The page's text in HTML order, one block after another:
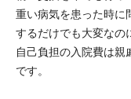
重い病気を患った時に
するだけでも大変なの
自己負担の入院費は親
です。